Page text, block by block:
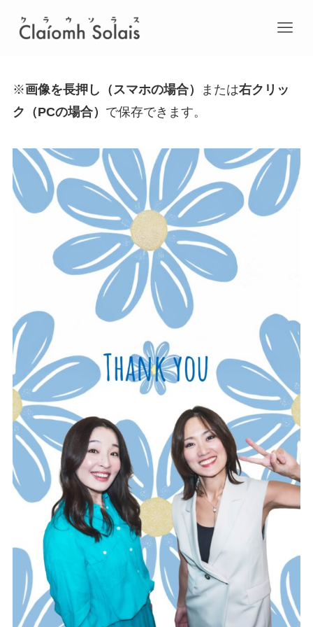
※画像を長押し（スマホの場合） または右クリッ
ク（PCの場合） で保存できます。